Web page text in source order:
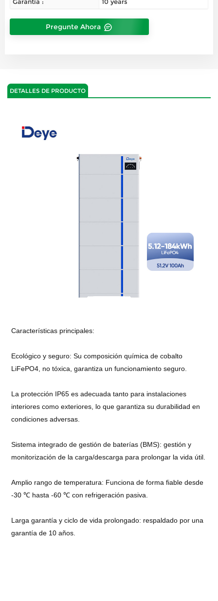
Pregunte Ahora
DETALLES DE PRODUCTO
Características principales:
Ecológico y seguro: Su composición química de cobalto
LiFePO4, no tóxica, garantiza un funcionamiento seguro.
La protección IP65 es adecuada tanto para instalaciones
interiores como exteriores, lo que garantiza su durabilidad en
condiciones adversas.
Sistema integrado de gestión de baterías (BMS): gestión y
monitorización de la carga/descarga para prolongar la vida útil.
Amplio rango de temperatura: Funciona de forma fiable desde
-30 ℃ hasta -60 ℃ con refrigeración pasiva.
Larga garantía y ciclo de vida prolongado: respaldado por una
garantía de 10 años.